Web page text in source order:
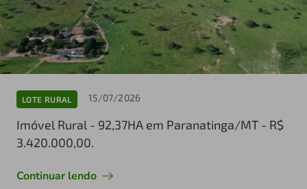
LOTE RURAL 15/07/2026
Imóvel Rural - 92,37HA em Paranatinga/MT - R$
3.420.000,00.
Continuar lendo